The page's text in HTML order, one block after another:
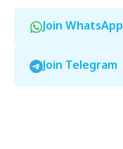
Join WhatsApp
Join Telegram